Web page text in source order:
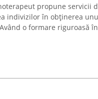
propune servicii
indivizilor în obținerea
o formare riguroasă